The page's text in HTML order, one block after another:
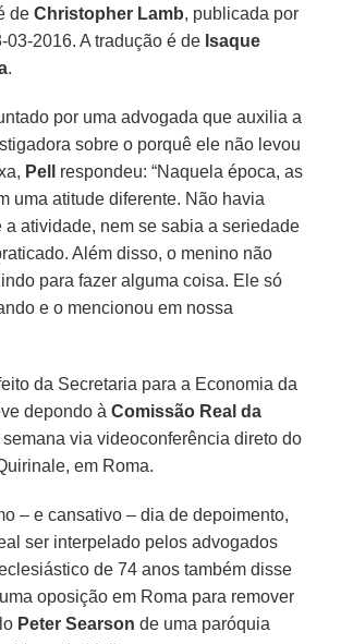
deChristopher Lamb, publicada por
03-2016. A tradução é de Isaque
.
por uma advogada que auxilia a
sobre o porquê ele não levou
Pell
respondeu: “Naquela época, as
uma atitude diferente. Não havia
a atividade, nem se sabia a seriedade
Além disso, o menino não
para fazer alguma coisa. Ele só
e o mencionou em nossa
da Secretaria para a Economia da
depondo àComissão Real da
semana via videoconferência direto do
em Roma.
– e cansativo – dia de depoimento,
ser interpelado pelos advogados
de 74 anos também disse
oposição em Roma para remover
Peter Searson de uma paróquia